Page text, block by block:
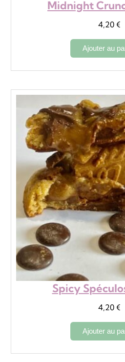
Midnight
4,20 €
Ajouter au
Spicy
4,20 €
Ajouter au